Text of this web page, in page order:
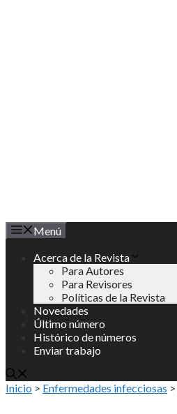
Menú
Acerca de la Revista
Para Autores
Para Revisores
Políticas de la Revista
Novedades
Último número
Histórico de números
Enviar trabajo
Inicio > Enfermedades infecciosas >